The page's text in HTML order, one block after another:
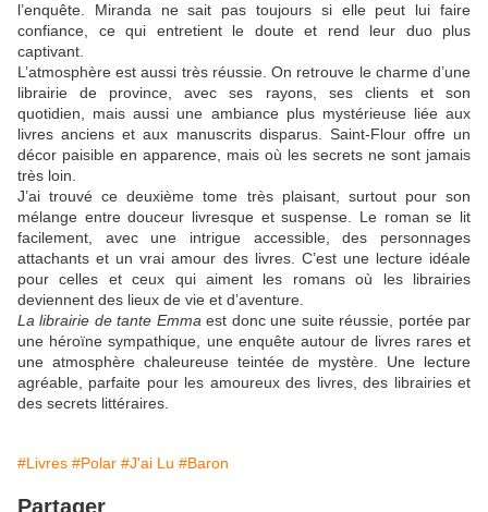
l’enquête. Miranda ne sait pas toujours si elle peut lui faire
confiance, ce qui entretient le doute et rend leur duo plus
captivant.
L’atmosphère est aussi très réussie. On retrouve le charme d’une
librairie de province, avec ses rayons, ses clients et son
quotidien, mais aussi une ambiance plus mystérieuse liée aux
livres anciens et aux manuscrits disparus. Saint-Flour offre un
décor paisible en apparence, mais où les secrets ne sont jamais
très loin.
J’ai trouvé ce deuxième tome très plaisant, surtout pour son
mélange entre douceur livresque et suspense. Le roman se lit
facilement, avec une intrigue accessible, des personnages
attachants et un vrai amour des livres. C’est une lecture idéale
pour celles et ceux qui aiment les romans où les librairies
deviennent des lieux de vie et d’aventure.
La librairie de tante Emma est donc une suite réussie, portée par
une héroïne sympathique, une enquête autour de livres rares et
une atmosphère chaleureuse teintée de mystère. Une lecture
agréable, parfaite pour les amoureux des livres, des librairies et
des secrets littéraires.
#Livres #Polar #J'ai Lu #Baron
Partager